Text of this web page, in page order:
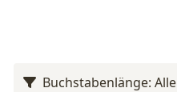
Buchstabenlänge: Alle